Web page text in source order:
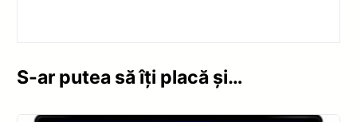
S-ar putea să îți placă și…